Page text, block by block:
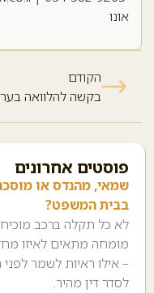
אונו
הקודם
פוסטים אחרונים
שמאי, מהנדס או
בבית המשפט?
לא כל תקלה ברכב
מומחה מתאים לאיזו
– אילו ראיות לשמר
לסדר דין מהיר.